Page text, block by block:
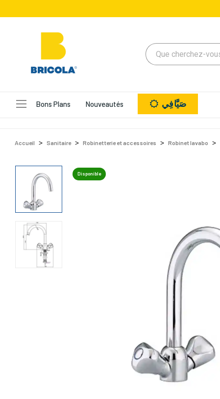
Bons Plans Nouveautés صَيَّافِي
Accueil Sanitaire Robinetterie et accessoires Robinet lavabo
Disponible